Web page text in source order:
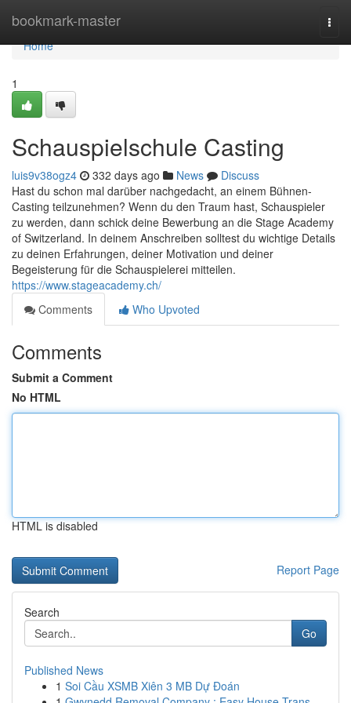
bookmark-master
Home
Home
1
Schauspielschule Casting
luis9v38ogz4 332 days ago News
Discuss
Hast du schon mal darüber nachgedacht, an einem Bühnen-
Casting teilzunehmen? Wenn du den Traum hast, Schauspieler
zu werden, dann schick deine Bewerbung an die Stage Academy
of Switzerland. In deinem Anschreiben solltest du wichtige Details
zu deinen Erfahrungen, deiner Motivation und deiner
Begeisterung für die Schauspielerei mitteilen.
https://www.stageacademy.ch/
Comments
Who Upvoted
Comments
Submit a Comment
No HTML
HTML is disabled
Report Page
Search
Go
Published News
1 Soi Cầu XSMB Xiên 3 MB Dự Đoán